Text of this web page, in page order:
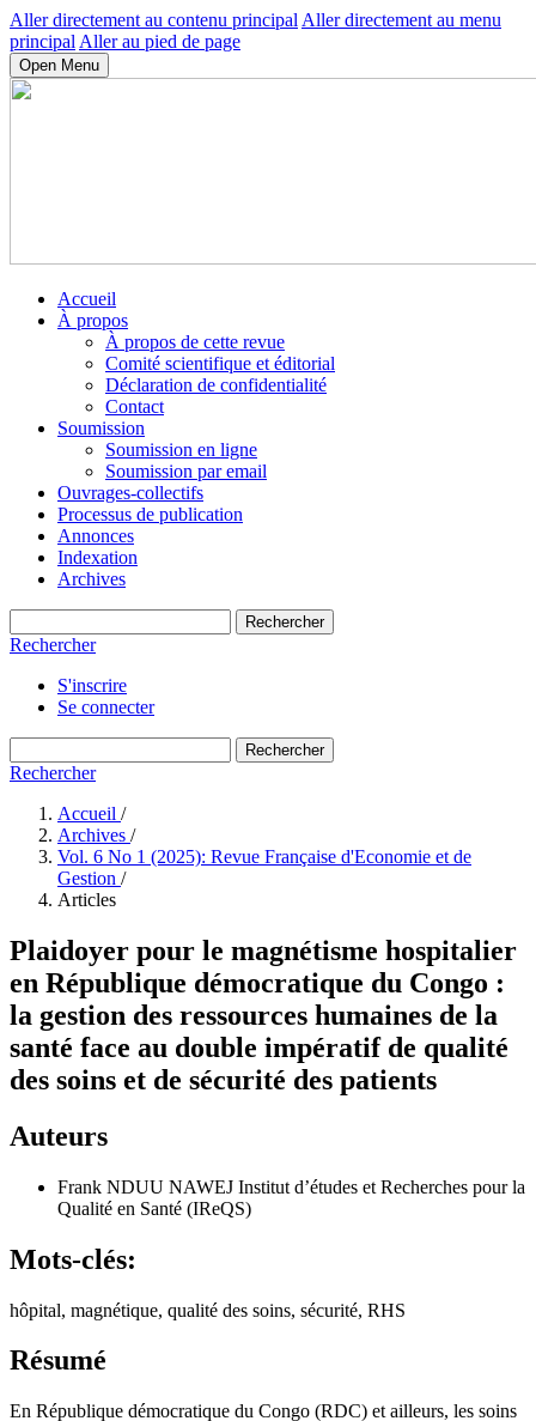
Aller directement au contenu principal Aller directement au menu
principal Aller au pied de page
Open Menu
Accueil
À propos
À propos de cette revue
Comité scientifique et éditorial
Déclaration de confidentialité
Contact
Soumission
Soumission en ligne
Soumission par email
Ouvrages-collectifs
Processus de publication
Annonces
Indexation
Archives
Rechercher
Rechercher
S'inscrire
Se connecter
Rechercher
Rechercher
Accueil /
Archives /
Vol. 6 No 1 (2025): Revue Française d'Economie et de
Gestion /
Articles
Plaidoyer pour le magnétisme hospitalier
en République démocratique du Congo :
la gestion des ressources humaines de la
santé face au double impératif de qualité
des soins et de sécurité des patients
Auteurs
Frank NDUU NAWEJ Institut d’études et Recherches pour la
Qualité en Santé (IReQS)
Mots-clés:
hôpital, magnétique, qualité des soins, sécurité, RHS
Résumé
En République démocratique du Congo (RDC) et ailleurs, les soins